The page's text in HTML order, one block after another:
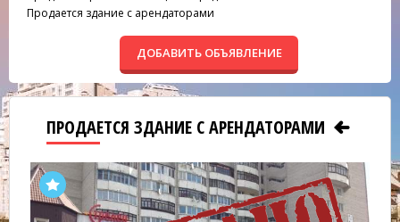
Продается здание с арендаторами
ДОБАВИТЬ ОБЪЯВЛЕНИЕ
ПРОДАЕТСЯ ЗДАНИЕ С АРЕНДАТОРАМИ